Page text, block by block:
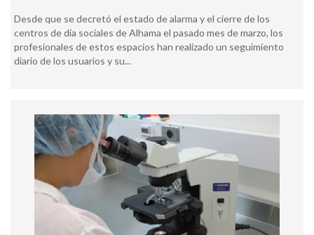
Desde que se decretó el estado de alarma y el cierre de los
centros de día sociales de Alhama el pasado mes de marzo, los
profesionales de estos espacios han realizado un seguimiento
diario de los usuarios y su...